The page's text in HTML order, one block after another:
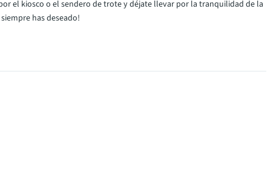
el kiosco o el sendero de trote y déjate llevar por la tranquilidad de la
has deseado!